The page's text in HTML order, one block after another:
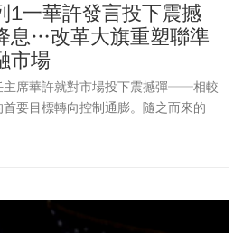
1一華許發言投下震撼
息…改革大旗重塑聯準
市場
主席華許就對市場投下震撼彈──相較
要目標轉向控制通膨。隨之而來的
會立場瞬間由鴿轉鷹，除了抗通膨，